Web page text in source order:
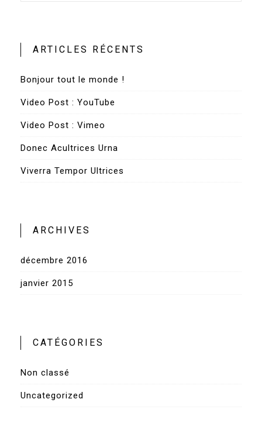
ARTICLES RÉCENTS
Bonjour tout le monde !
Video Post : YouTube
Video Post : Vimeo
Donec Acultrices Urna
Viverra Tempor Ultrices
ARCHIVES
décembre 2016
janvier 2015
CATÉGORIES
Non classé
Uncategorized